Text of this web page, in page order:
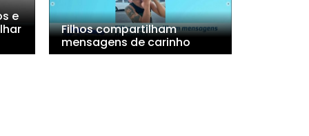
e
Filhos compartilham
mensagens de carinho